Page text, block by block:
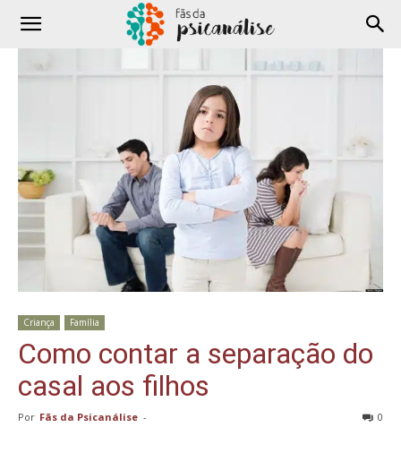
Criança Família
Como contar a separação do
casal aos filhos
Por Fãs da Psicanálise - 0